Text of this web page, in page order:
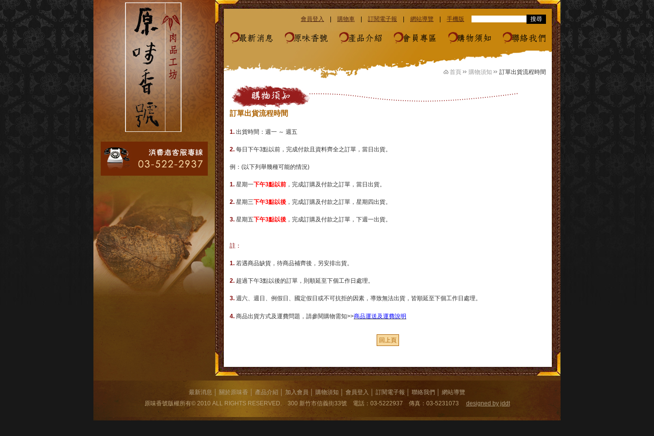
會員登入 購物車 訂閱電子報 網站導覽 手機版
最新消息 原味香號 產品介紹 會員專區 購物須知 聯絡我們
首頁 購物須知 訂單出貨流程時間
訂單出貨流程時間
1. 出貨時間：週一 ～ 週五
2. 每日下午3點以前，完成付款且資料齊全之訂單，當日出貨。
例：(以下列舉幾種可能的情況)
1. 星期一下午3點以前 ，完成訂購及付款之訂單，當日出貨。
2. 星期三下午3點以後 ，完成訂購及付款之訂單，星期四出貨。
3. 星期五下午3點以後 ，完成訂購及付款之訂單，下週一出貨。
註：
1. 若遇商品缺貨，待商品補齊後，另安排出貨。
2. 超過下午3點以後的訂單，則順延至下個工作日處理。
3. 週六、週日 、例假日 、 國定假日 或不可抗拒的因素，導致無法出貨， 皆順延至下個工作日處理。
4. 商品出貨方式及運費問題，請參閱購物需知>>商品運送及運費說明
最新消息 關於原味香 產品介紹 加入會員 購物須知 會員登入 訂閱電子報 聯絡我們
網站導覽
原味香號版權所有© 2010 ALL RIGHTS RESERVED. 300 新竹市信義街33號 電話：03-5222937 傳真：03-5231073
designed by jddt